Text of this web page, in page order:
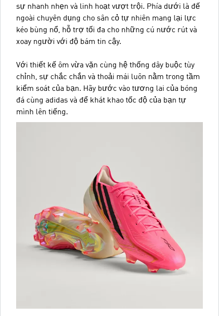
sự nhanh nhẹn và linh hoạt vượt trội. Phía dưới là đế
ngoài chuyên dụng cho sân cỏ tự nhiên mang lại lực
kéo bùng nổ, hỗ trợ tối đa cho những cú nước rút và
xoay người với độ bám tin cậy.
Với thiết kế ôm vừa vặn cùng hệ thống dây buộc tùy
chỉnh, sự chắc chắn và thoải mái luôn nằm trong tầm
kiểm soát của bạn. Hãy bước vào tương lai của bóng
đá cùng adidas và để khát khao tốc độ của bạn tự
mình lên tiếng.